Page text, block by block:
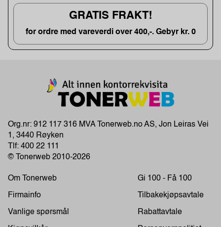
GRATIS FRAKT!
for ordre med vareverdi over 400,-. Gebyr kr. 0
Org.nr: 912 117 316 MVA Tonerweb.no AS, Jon Leiras Vei
1, 3440 Røyken
Tlf: 400 22 111
© Tonerweb 2010-2026
Om Tonerweb
Firmainfo
Vanlige spørsmål
Gi 100 - Få 100
Tilbakekjøpsavtale
Rabattavtale